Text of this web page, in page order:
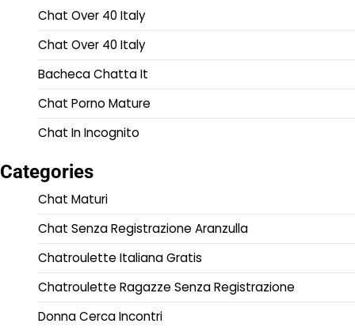
Chat Over 40 Italy
Chat Over 40 Italy
Bacheca Chatta It
Chat Porno Mature
Chat In Incognito
Categories
Chat Maturi
Chat Senza Registrazione Aranzulla
Chatroulette Italiana Gratis
Chatroulette Ragazze Senza Registrazione
Donna Cerca Incontri